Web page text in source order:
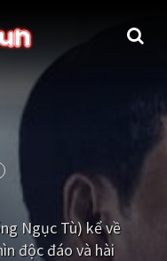
tranh
kịch
- Hình sự
Ngục Tù) kể về
độc đáo và hài